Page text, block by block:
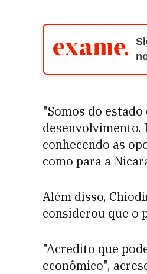
"Somos do
desenvolvimento.
conhecendo as
como para a
Além disso,
considerou que o
"Acredito que
econômico",